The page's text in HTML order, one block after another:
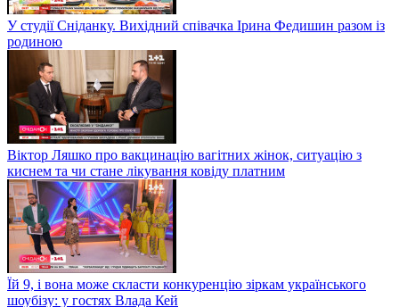
У студії Сніданку. Вихідний співачка Ірина Федишин разом із
родиною
Віктор Ляшко про вакцинацію вагітних жінок, ситуацію з
киснем та чи стане лікування ковіду платним
Їй 9, і вона може скласти конкуренцію зіркам українського
шоубізу: у гостях Влада Кей